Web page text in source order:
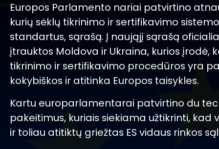
Europos Parlamento nariai patvirtino
kurių sėklų tikrinimo ir sertifikavimo
standartus, sąrašą. Į naująjį sąrašą
įtrauktos Moldova ir Ukraina, kurios įrodė,
tikrinimo ir sertifikavimo procedūros yra
kokybiškos ir atitinka Europos taisykles.
Kartu europarlamentarai patvirtino du
pakeitimus, kuriais siekiama užtikrinti, kad
ir toliau atitiktų griežtas ES vidaus rinkos